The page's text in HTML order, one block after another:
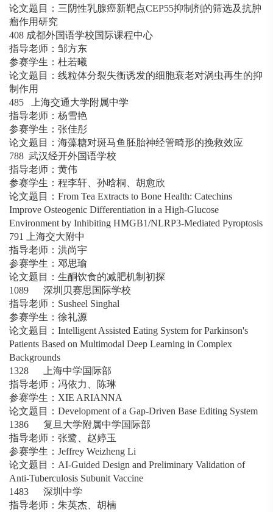
论文题目：三阴性乳腺癌新靶点CEP55抑制剂的筛选及抗肿
瘤作用研究
408 成都外国语学校国际课程中心
指导老师：邹方东
参赛学生：杜若曦
论文题目：线粒体分裂失衡诱发的细胞衰老对涡虫再生的抑
制作用
485 上海交通大学附属中学
指导老师：杨雪艳
参赛学生：张佳彤
论文题目：海藻糖对斑马鱼胚胎神经管畸形的挽救效应
788 武汉经开外国语学校
指导老师：黄伟
参赛学生：程李轩、孙晗桐、胡愈欣
论文题目：From Tea Extracts to Bone Health: Catechins
Improve Osteogenic Differentiation in a High-Glucose
Environment by Inhibiting HMGB1/NLRP3-Mediated Pyroptosis
791 上海交大附中
指导老师：洪尚宇
参赛学生：邓思瑜
论文题目：生酮饮食的减肥机制初探
1089 深圳贝赛思国际学校
指导老师：Susheel Singhal
参赛学生：徐礼源
论文题目：Intelligent Assisted Eating System for Parkinson's
Patients Based on Multimodal Deep Learning in Complex
Backgrounds
1328 上海中学国际部
指导老师：冯依力、陈琳
参赛学生：XIE ARIANNA
论文题目：Development of a Gap-Driven Base Editing System
1386 复旦大学附属中学国际部
指导老师：张鹭、赵婷玉
参赛学生：Jeffrey Weizheng Li
论文题目：AI-Guided Design and Preliminary Validation of
Anti-Tuberculosis Subunit Vaccine
1483 深圳中学
指导老师：朱英杰、胡楠